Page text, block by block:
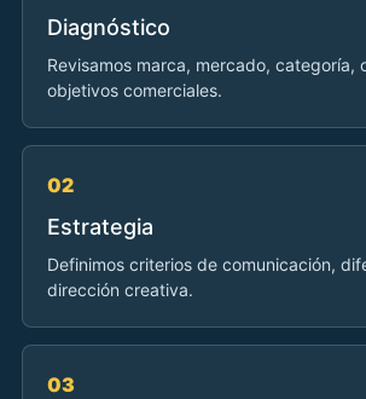
Diagnóstico
Revisamos marca, mercado, categoría,
objetivos comerciales.
02
Estrategia
Definimos criterios de comunicación,
dirección creativa.
03